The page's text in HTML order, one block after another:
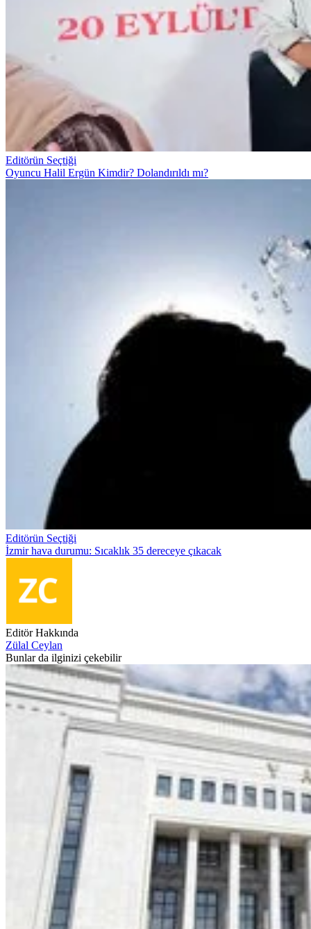
Editörün Seçtiği
Oyuncu Halil Ergün Kimdir? Dolandırıldı mı?
Editörün Seçtiği
İzmir hava durumu: Sıcaklık 35 dereceye çıkacak
Editör Hakkında
Zülal Ceylan
Bunlar da ilginizi çekebilir